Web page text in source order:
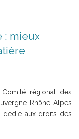
: mieux
régional des
Rhône-Alpes
dédié aux droits des